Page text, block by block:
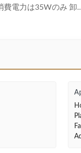
費電力は35Wのみ 卸